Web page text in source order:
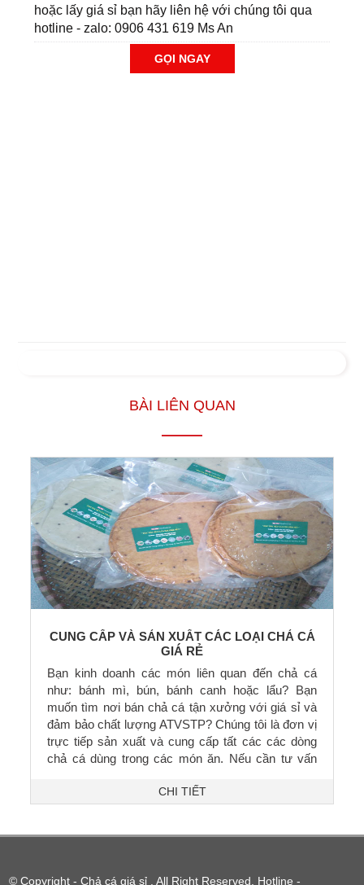
hoặc lấy giá sỉ bạn hãy liên hệ với chúng tôi qua
hotline - zalo: 0906 431 619 Ms An
GỌI NGAY
BÀI LIÊN QUAN
CUNG CẤP VÀ SẢN XUẤT CÁC LOẠI CHẢ CÁ
GIÁ RẺ
Bạn kinh doanh các món liên quan đến chả cá
như: bánh mì, bún, bánh canh hoặc lẩu? Bạn
muốn tìm nơi bán chả cá tận xưởng với giá sỉ và
đảm bảo chất lượng ATVSTP? Chúng tôi là đơn vị
trực tiếp sản xuất và cung cấp tất các các dòng
chả cá dùng trong các món ăn. Nếu cần tư vấn
tôi qua hotline - zalo: 0906 431 619 Ms An
CHI TIẾT
© Copyright - Chả cá giá sỉ . All Right Reserved. Hotline -